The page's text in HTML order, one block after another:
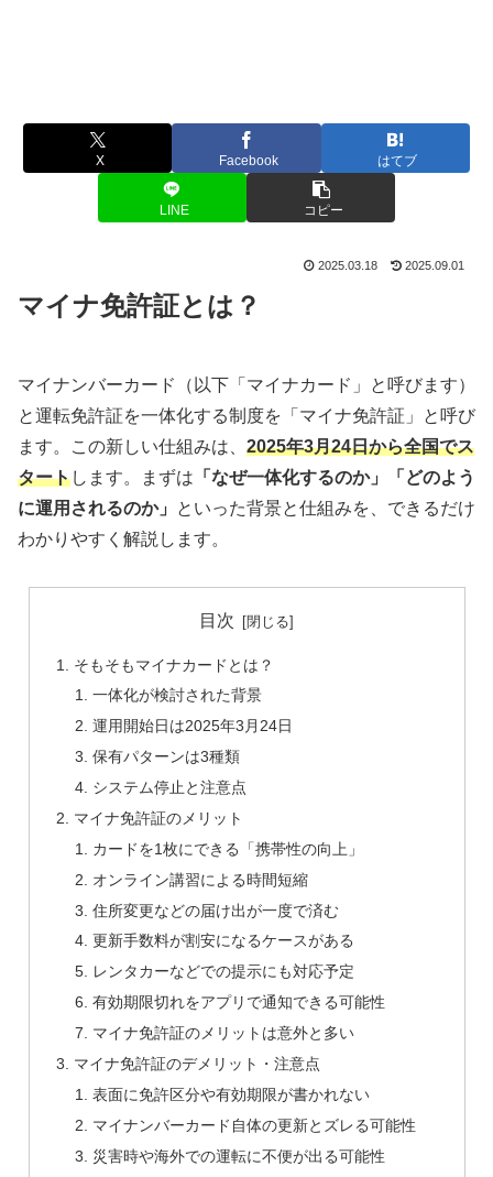
X Facebook はてブ
LINE コピー
2025.03.18 2025.09.01
マイナ免許証とは？
マイナンバーカード（以下「マイナカード」と呼びます）
と運転免許証を一体化する制度を「マイナ免許証」と呼び
ます。この新しい仕組みは、 2025年3月24日から全国でス
タートします。まずは 「なぜ一体化するのか」「どのよう
に運用されるのか」
といった背景と仕組みを、できるだけ
わかりやすく解説します。
目次
そもそもマイナカードとは？
一体化が検討された背景
運用開始日は2025年3月24日
保有パターンは3種類
システム停止と注意点
マイナ免許証のメリット
カードを1枚にできる「携帯性の向上」
オンライン講習による時間短縮
住所変更などの届け出が一度で済む
更新手数料が割安になるケースがある
レンタカーなどでの提示にも対応予定
有効期限切れをアプリで通知できる可能性
マイナ免許証のメリットは意外と多い
マイナ免許証のデメリット・注意点
表面に免許区分や有効期限が書かれない
マイナンバーカード自体の更新とズレる可能性
災害時や海外での運転に不便が出る可能性